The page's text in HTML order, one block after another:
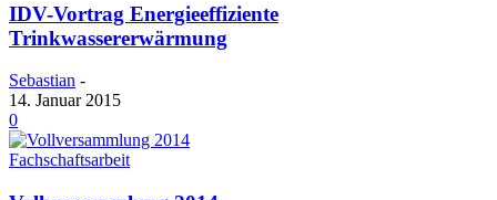
IDV-Vortrag Energieeffiziente
Trinkwassererwärmung
Sebastian -
14. Januar 2015
0
Fachschaftsarbeit